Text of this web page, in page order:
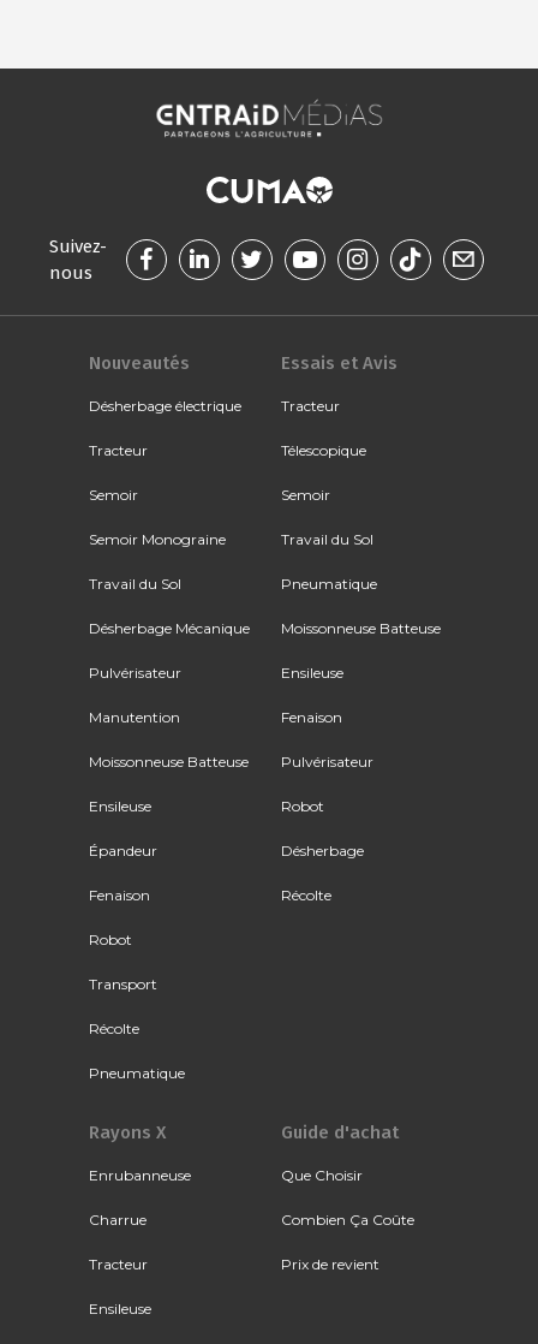
Suivez-
nous
Nouveautés
Désherbage électrique
Tracteur
Semoir
Semoir Monograine
Travail du Sol
Désherbage Mécanique
Pulvérisateur
Manutention
Moissonneuse Batteuse
Ensileuse
Épandeur
Fenaison
Robot
Transport
Récolte
Pneumatique
Essais et Avis
Tracteur
Télescopique
Semoir
Travail du Sol
Pneumatique
Moissonneuse Batteuse
Ensileuse
Fenaison
Pulvérisateur
Robot
Désherbage
Récolte
Rayons X
Enrubanneuse
Charrue
Tracteur
Ensileuse
Guide d'achat
Que Choisir
Combien Ça Coûte
Prix de revient